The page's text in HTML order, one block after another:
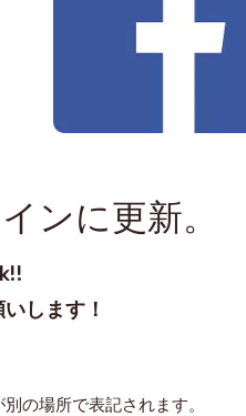
ンに更新。
します！
の場所で表記されます。